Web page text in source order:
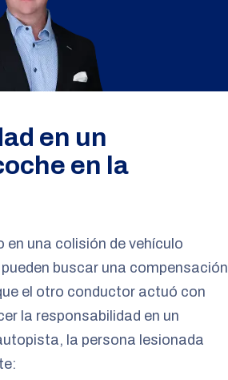
en un
en la
en una colisión de vehículo
buscar una compensación
el otro conductor actuó con
la responsabilidad en un
la persona lesionada